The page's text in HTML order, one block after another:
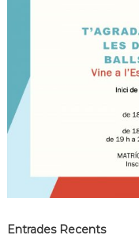
d
e
Entrades Recents